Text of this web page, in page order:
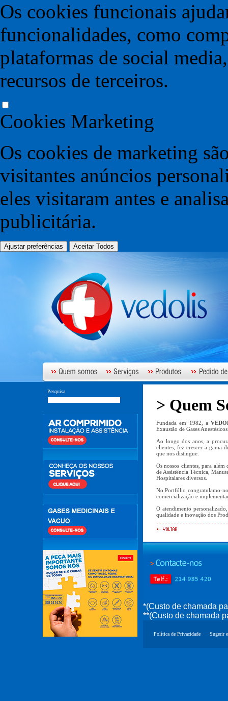
Os cookies funcionais
funcionalidades, como
plataformas de social
recursos de terceiros.
Cookies Marketing
Os cookies de marketing
visitantes anúncios
eles visitaram antes e
publicitária.
Ajustar preferências Aceitar Todos
Pesquisa
> Quem
Fundada em 1982, a
Exaustão de Gases
Ao longo dos anos, a
clientes, fez crescer a gama
que nos distingue.
Os nossos clientes, para
de Assistência Técnica,
Hospitalares diversos.
No Portfólio congratulamo-
comercialização e
O atendimento
qualidade e inovação dos
*(Custo de chamada
**(Custo de chamada
Política de Privacidade Sugerir